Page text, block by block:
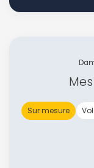
Sur mesure